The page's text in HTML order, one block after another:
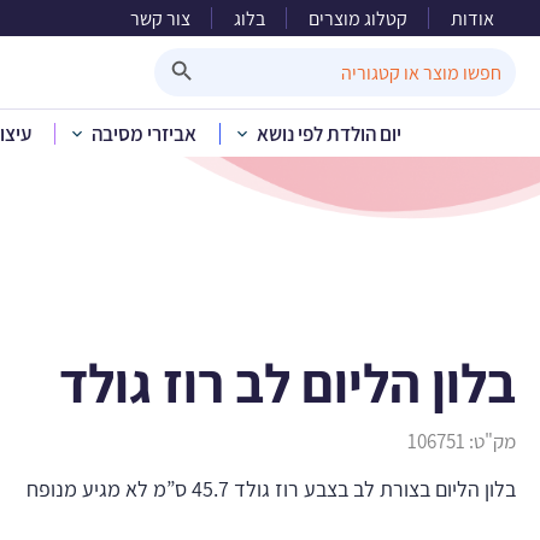
אודות קטלוג מוצרים בלוג צור קשר
for:
יום הולדת לפי נושא אביזרי מסיבה
בית» קטלוג
בלון הליום לב רוז גולד
מק"ט: 106751
בלון הליום בצורת לב בצבע רוז גולד 45.7 ס”מ לא מגיע מנופח